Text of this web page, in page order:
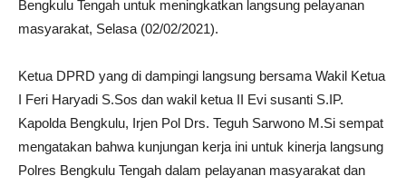
Bengkulu Tengah untuk meningkatkan langsung pelayanan
masyarakat, Selasa (02/02/2021).
Ketua DPRD yang di dampingi langsung bersama Wakil Ketua
I Feri Haryadi S.Sos dan wakil ketua II Evi susanti S.IP.
Kapolda Bengkulu, Irjen Pol Drs. Teguh Sarwono M.Si sempat
mengatakan bahwa kunjungan kerja ini untuk kinerja langsung
Polres Bengkulu Tengah dalam pelayanan masyarakat dan